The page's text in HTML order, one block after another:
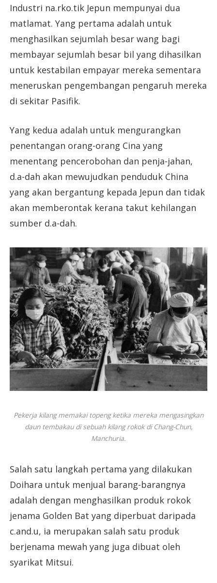
Industri na.rko.tik Jepun mempunyai dua
matlamat. Yang pertama adalah untuk
menghasilkan sejumlah besar wang bagi
membayar sejumlah besar bil yang dihasilkan
untuk kestabilan empayar mereka sementara
meneruskan pengembangan pengaruh mereka
di sekitar Pasifik.
Yang kedua adalah untuk mengurangkan
penentangan orang-orang Cina yang
menentang pencerobohan dan penja-jahan,
d.a-dah akan mewujudkan penduduk China
yang akan bergantung kepada Jepun dan tidak
akan memberontak kerana takut kehilangan
sumber d.a-dah.
Pekerja kilang memakai topeng ketika mereka mengasingkan
daun tembakau di sebuah kilang rokok di Chang-Chun,
Manchuria.
Salah satu langkah pertama yang dilakukan
Doihara untuk menjual barang-barangnya
adalah dengan menghasilkan produk rokok
jenama Golden Bat yang diperbuat daripada
c.and.u, ia merupakan salah satu produk
berjenama mewah yang juga dibuat oleh
syarikat Mitsui.